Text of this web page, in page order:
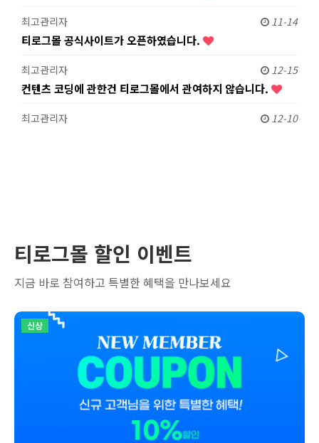
최고관리자 11-14
티로그몰 공식사이트가 오픈하였습니다.
최고관리자 12-15
컨텐츠 코딩에 관한건 티로그몰에서 관여하지 않습니다.
최고관리자 12-10
티로그몰 할인 이벤트
지금 바로 참여하고 특별한 혜택을 만나보세요
신상